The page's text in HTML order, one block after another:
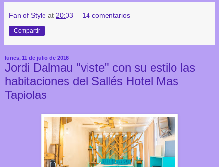
Fan of Style at 20:03 14 comentarios:
Compartir
lunes, 11 de julio de 2016
Jordi Dalmau "viste" con su estilo las
habitaciones del Sallés Hotel Mas
Tapiolas